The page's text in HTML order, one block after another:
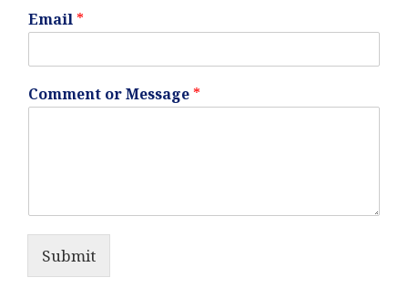
Email *
Comment or Message *
Submit